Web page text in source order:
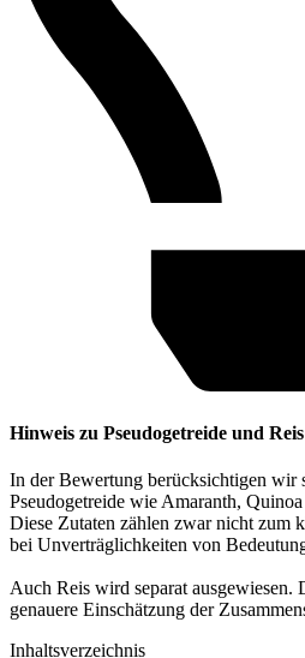
Hinweis zu Pseudogetreide und Reis
In der Bewertung berücksichtigen wir
Pseudogetreide wie Amaranth,
Diese Zutaten zählen zwar nicht zum
bei Unverträglichkeiten von
Auch Reis wird separat ausgewiesen.
genauere Einschätzung der
Inhaltsverzeichnis​